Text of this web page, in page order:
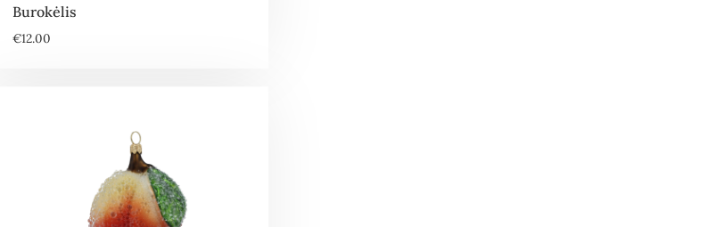
Burokėlis
€12.00